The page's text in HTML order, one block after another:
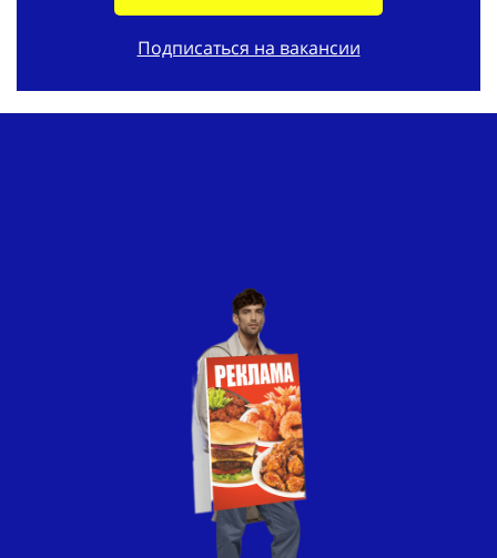
Подписаться на вакансии